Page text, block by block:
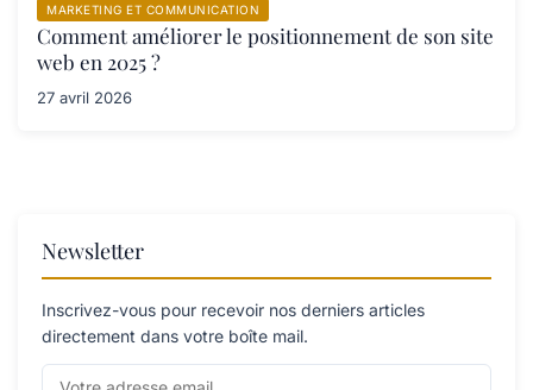
MARKETING ET COMMUNICATION
Comment améliorer le positionnement de son site
web en 2025 ?
27 avril 2026
Newsletter
Inscrivez-vous pour recevoir nos derniers articles
directement dans votre boîte mail.